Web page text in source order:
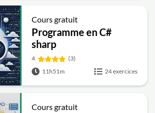
Cours gratuit
Programme en C#
sharp
4
(3)
11h51m
24 exercices
Cours gratuit